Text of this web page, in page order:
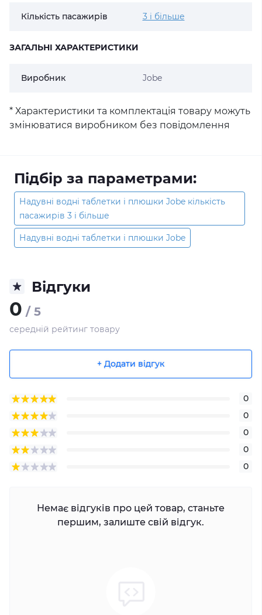
Кількість пасажирів 3 і більше
ЗАГАЛЬНІ ХАРАКТЕРИСТИКИ
Виробник Jobe
* Характеристики та комплектація товару можуть
змінюватися виробником без повідомлення
Підбір за параметрами:
Надувні водні таблетки і плюшки Jobe кількість
пасажирів 3 і більше
Надувні водні таблетки і плюшки Jobe
Відгуки
0 / 5
середній рейтинг товару
+ Додати відгук
0
0
0
0
0
Немає відгуків про цей товар, станьте
першим, залиште свій відгук.